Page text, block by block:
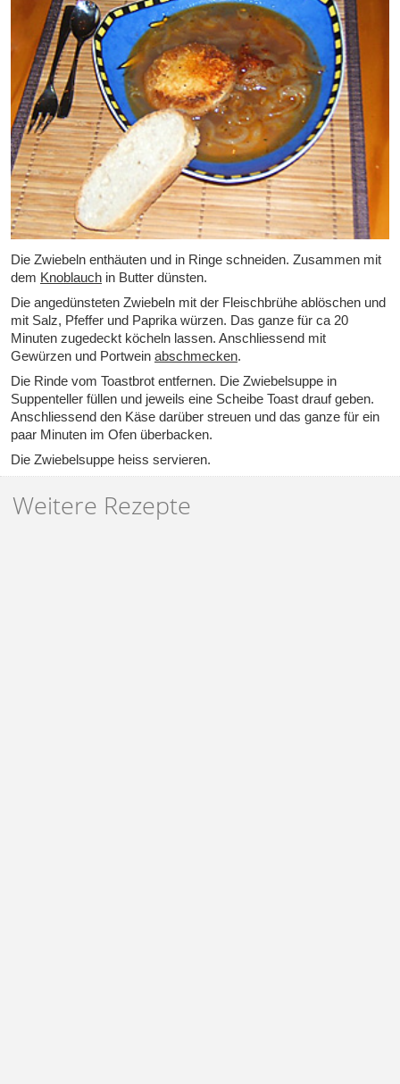
Die Zwiebeln enthäuten und in Ringe schneiden. Zusammen mit
dem Knoblauch in Butter dünsten.
Die angedünsteten Zwiebeln mit der Fleischbrühe ablöschen und
mit Salz, Pfeffer und Paprika würzen. Das ganze für ca 20
Minuten zugedeckt köcheln lassen. Anschliessend mit
Gewürzen und Portwein abschmecken.
Die Rinde vom Toastbrot entfernen. Die Zwiebelsuppe in
Suppenteller füllen und jeweils eine Scheibe Toast drauf geben.
Anschliessend den Käse darüber streuen und das ganze für ein
paar Minuten im Ofen überbacken.
Die Zwiebelsuppe heiss servieren.
Weitere Rezepte